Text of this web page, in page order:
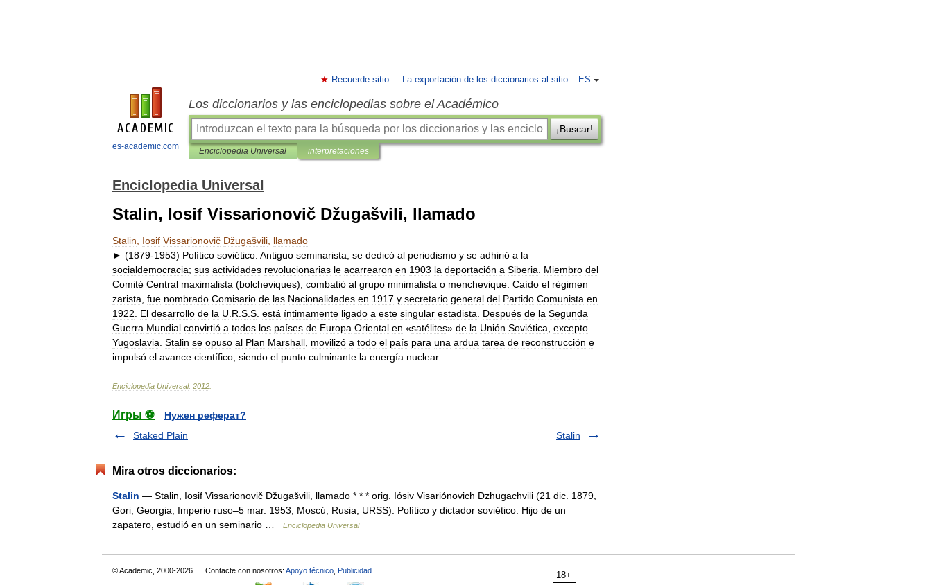
es-academic.com
ES
Recuerde sitio La exportación de los diccionarios al sitio
Los diccionarios y las enciclopedias sobre el Académico
¡Buscar!
Enciclopedia Universal interpretaciones
Enciclopedia Universal
Stalin, Iosif Vissarionovič Džugašvili, llamado
Stalin Iosif Vissarionovič Džugašvili llamado
► (1879-1953) Político soviético Antiguo seminarista se dedicó al periodismo y se adhirió a la
socialdemocracia; sus actividades revolucionarias le acarrearon en 1903 la deportación a Siberia Miembro del
Comité Central maximalista (bolcheviques), combatió al grupo minimalista o menchevique Caído el régimen
zarista fue nombrado Comisario de las Nacionalidades en 1917 y secretario general del Partido Comunista en
1922
El desarrollo de la U R S S está íntimamente ligado a este singular estadista Después de la Segunda
Guerra Mundial convirtió a todos los países de Europa Oriental en «satélites» de la Unión Soviética excepto
Yugoslavia Stalin se opuso al Plan Marshall movilizó a todo el país para una ardua tarea de reconstrucción e
impulsó el avance científico siendo el punto culminante la energía nuclear.
Enciclopedia Universal. 2012
Игры ⚽
Нужен реферат?
Staked Plain
Stalin
Mira otros diccionarios:
Stalin — Stalin, Iosif Vissarionovič Džugašvili, llamado * * * orig. Iósiv Visariónovich Dzhugachvili (21 dic. 1879,
Gori, Georgia, Imperio ruso–5 mar. 1953, Moscú, Rusia, URSS). Político y dictador soviético. Hijo de un
zapatero, estudió en un seminario …
Enciclopedia Universal
18+
© Academic, 2000-2026 Contacte con nosotros: Apoyo técnico Publicidad